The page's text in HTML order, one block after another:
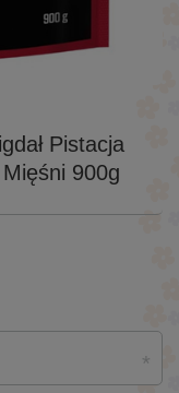
Pistacja
900g